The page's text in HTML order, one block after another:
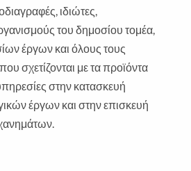
ιδιώτες,
του δημοσίου τομέα,
έργων και όλους τους
σχετίζονται με τα προϊόντα
στην κατασκευή
έργων και στην επισκευή